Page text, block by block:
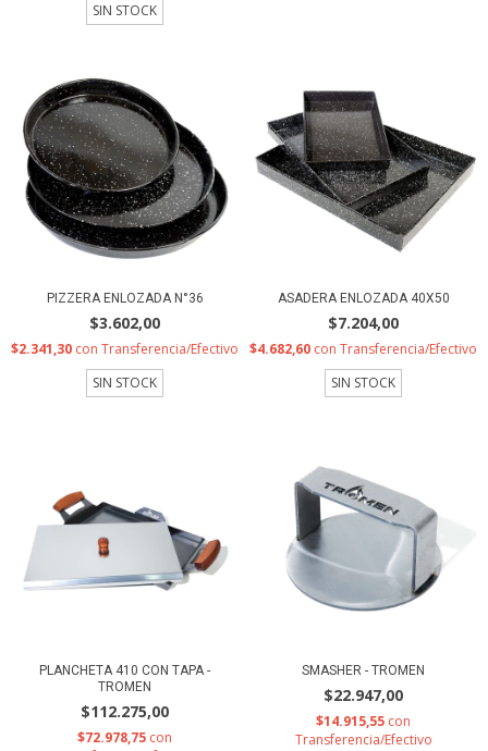
SIN STOCK
PIZZERA ENLOZADA N°36
$3.602,00
$2.341,30 con Transferencia/Efectivo
SIN STOCK
ASADERA ENLOZADA 40X50
$7.204,00
$4.682,60 con Transferencia/Efectivo
SIN STOCK
PLANCHETA 410 CON TAPA -
TROMEN
$112.275,00
$72.978,75 con
SMASHER - TROMEN
$22.947,00
$14.915,55 con
Transferencia/Efectivo